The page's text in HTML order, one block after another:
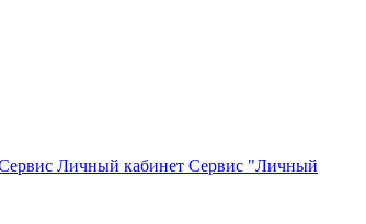
Сервис "Личный